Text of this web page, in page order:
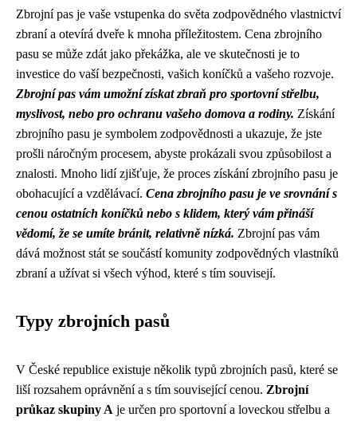
Zbrojní pas je vaše vstupenka do světa zodpovědného vlastnictví
zbraní a otevírá dveře k mnoha příležitostem. Cena zbrojního
pasu se může zdát jako překážka, ale ve skutečnosti je to
investice do vaší bezpečnosti, vašich koníčků a vašeho rozvoje.
Zbrojní pas vám umožní získat zbraň pro sportovní střelbu,
myslivost, nebo pro ochranu vašeho domova a rodiny. Získání
zbrojního pasu je symbolem zodpovědnosti a ukazuje, že jste
prošli náročným procesem, abyste prokázali svou způsobilost a
znalosti. Mnoho lidí zjišťuje, že proces získání zbrojního pasu je
obohacující a vzdělávací. Cena zbrojního pasu je ve srovnání s
cenou ostatních koníčků nebo s klidem, který vám přináší
vědomí, že se umíte bránit, relativně nízká. Zbrojní pas vám
dává možnost stát se součástí komunity zodpovědných vlastníků
zbraní a užívat si všech výhod, které s tím souvisejí.
Typy zbrojních pasů
V České republice existuje několik typů zbrojních pasů, které se
liší rozsahem oprávnění a s tím související cenou. Zbrojní
průkaz skupiny A je určen pro sportovní a loveckou střelbu a